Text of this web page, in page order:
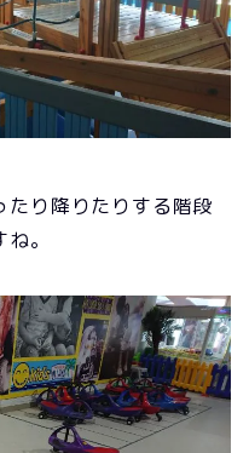
たり降りたりする階段
。